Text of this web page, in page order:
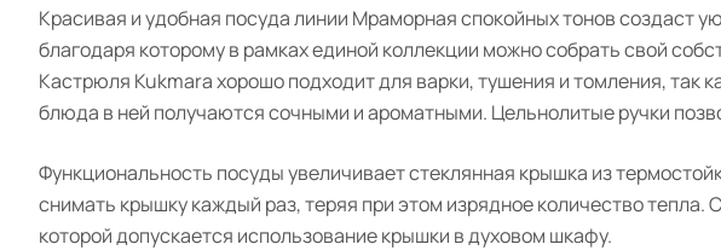
Красивая и удобная посуда линии Мраморная спокойных тонов создаст
благодаря которому в рамках единой коллекции можно собрать свой
Кастрюля Kukmara хорошо подходит для варки, тушения и томления,
блюда в ней получаются сочными и ароматными. Цельнолитые ручки
Функциональность посуды увеличивает стеклянная крышка из
снимать крышку каждый раз, теряя при этом изрядное количество
которой допускается использование крышки в духовом шкафу.